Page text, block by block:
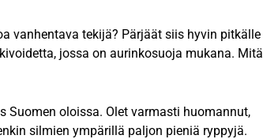
vanhentava tekijä? Pärjäät siis hyvin pitkälle
jossa on aurinkosuoja mukana. Mitä
Suomen oloissa. Olet varmasti huomannut,
silmien ympärillä paljon pieniä ryppyjä.